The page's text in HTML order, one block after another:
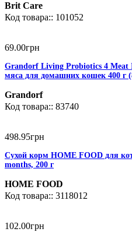
Brit Care
101052
69.00грн
Grandorf Living Probiotics 4
мяса для домашних кошек 400 г
Grandorf
83740
498.95грн
Сухой корм HOME FOOD для
months, 200 г
HOME FOOD
3118012
102.00грн